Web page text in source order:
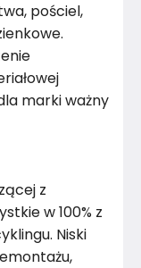
pościel,
marki ważny
z
w 100% z
Niski